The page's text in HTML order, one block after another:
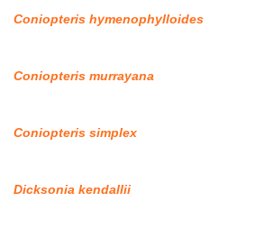
Coniopteris hymenophylloides
Coniopteris murrayana
Coniopteris simplex
Dicksonia kendallii